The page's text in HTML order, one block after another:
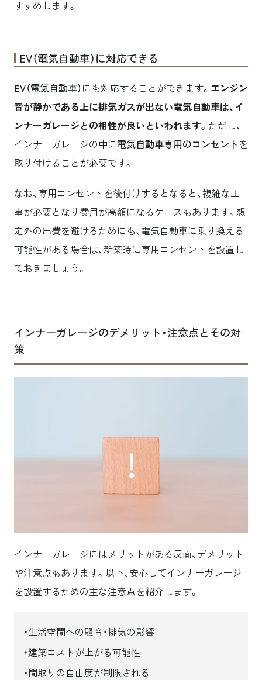
すすめします。
EV（電気自動車）に対応できる
EV（電気自動車） にも対応することができます。 エンジン
音が静かである上に排気ガスが出ない電気自動車は、イ
ンナーガレージとの相性が良いといわれます。 ただし、
インナーガレージの中に電気自動車専用のコンセント を
取り付けることが必要です。
なお、専用コンセントを後付けするとなると、複雑な工
事が必要となり費用が高額になるケースもあります。想
定外の出費を避けるためにも、電気自動車に乗り換える
可能性がある場合は、新築時に専用コンセントを設置し
ておきましょう。
インナーガレージのデメリット・注意点とその対
策
インナーガレージにはメリットがある反面、デメリット
や注意点もあります。以下、安心してインナーガレージ
を設置するための主な注意点を紹介します。
生活空間への騒音・排気の影響
建築コストが上がる可能性
間取りの自由度が制限される